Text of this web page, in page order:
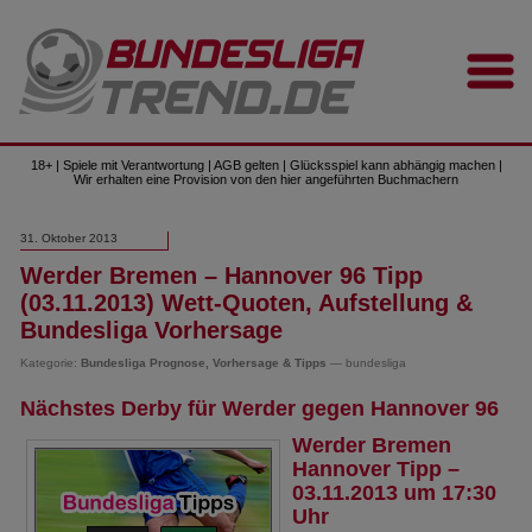
18+ | Spiele mit Verantwortung | AGB gelten | Glücksspiel kann abhängig machen |
Wir erhalten eine Provision von den hier angeführten Buchmachern
31. Oktober 2013
Werder Bremen – Hannover 96 Tipp
(03.11.2013) Wett-Quoten, Aufstellung &
Bundesliga Vorhersage
Kategorie: Bundesliga Prognose, Vorhersage & Tipps — bundesliga
Nächstes Derby für Werder gegen Hannover 96
Werder Bremen
Hannover Tipp –
03.11.2013 um 17:30
Uhr